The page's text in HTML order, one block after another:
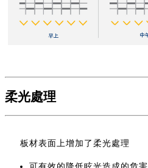
柔光處理
板材表面上增加了柔光處理
可有效的降低眩光造成的危害